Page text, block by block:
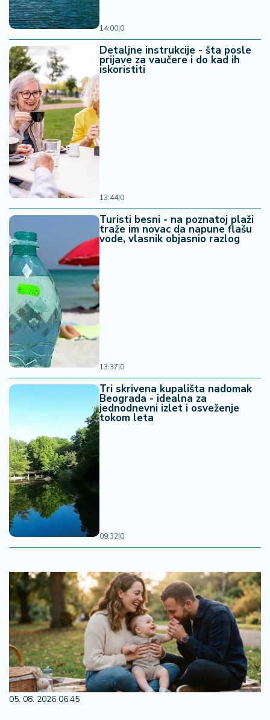
14:00|0
Detaljne instrukcije - šta posle
prijave za vaučere i do kad ih
iskoristiti
13:44|0
Turisti besni - na poznatoj plaži
traže im novac da napune flašu
vode, vlasnik objasnio razlog
13:37|0
Tri skrivena kupališta nadomak
Beograda - idealna za
jednodnevni izlet i osveženje
tokom leta
09:32|0
05. 08. 2026 06:45